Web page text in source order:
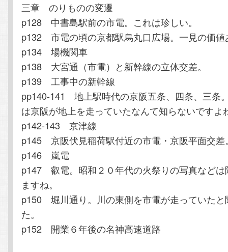
三章 のりものの変遷
p128 中書島駅前の市電。これは珍しい。
p132 市電の頃の京都駅烏丸口広場。一見の価値
p134 場機関車
p138 大宮通（市電）と新幹線の立体交差。
p139 工事中の新幹線
pp140-141 地上駅時代の京阪五条、四条、三条
は京阪が地上を走っていたなんて知らないですよ
p142-143 京津線
p145 京阪伏見稲荷駅付近の市電・京阪平面交差
p146 嵐電
p147 叡電。昭和２０年代の火祭りの写真などは
ますね。
p150 堀川通り。川の東側を市電が走っていたと
た。
p152 開業６年後の名神高速道路